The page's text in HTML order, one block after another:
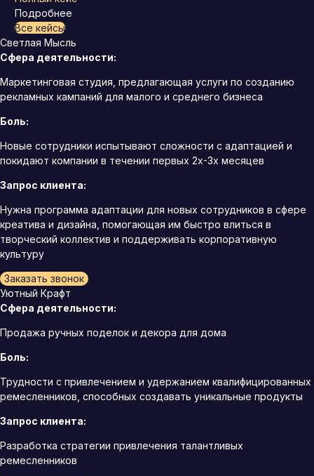
Подробнее
Все кейсы
Светлая Мысль
Сфера деятельности:
Маркетинговая студия, предлагающая услуги по созданию
рекламных кампаний для малого и среднего бизнеса
Боль:
Новые сотрудники испытывают сложности с адаптацией и
покидают компании в течении первых 2х-3х месяцев
Запрос клиента:
Нужна программа адаптации для новых сотрудников в сфере
креатива и дизайна, помогающая им быстро влиться в
творческий коллектив и поддерживать корпоративную
культуру
Заказать звонок
Уютный Крафт
Сфера деятельности:
Продажа ручных поделок и декора для дома
Боль:
Трудности с привлечением и удержанием квалифицированных
ремесленников, способных создавать уникальные продукты
Запрос клиента:
Разработка стратегии привлечения талантливых
ремесленников